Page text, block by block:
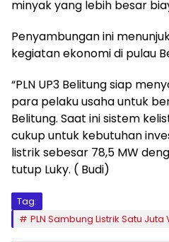
minyak yang lebih besar
Penyambungan ini
kegiatan ekonomi di pulau
“PLN UP3 Belitung siap
para pelaku usaha untuk
Belitung. Saat ini sistem
cukup untuk kebutuhan
listrik sebesar 78,5 MW
tutup Luky. ( Budi)
Tag:
PLN Sambung Listrik Satu